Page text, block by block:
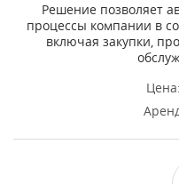
Решение позволяет
процессы компании в
включая закупки,
Цена: